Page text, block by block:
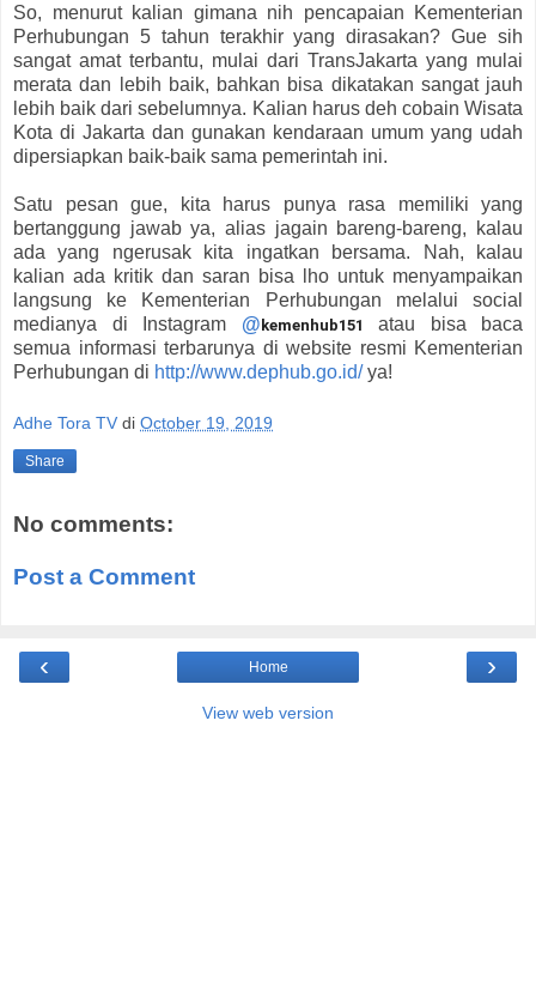
So, menurut kalian gimana nih pencapaian Kementerian
Perhubungan 5 tahun terakhir yang dirasakan? Gue sih
sangat amat terbantu, mulai dari TransJakarta yang mulai
merata dan lebih baik, bahkan bisa dikatakan sangat jauh
lebih baik dari sebelumnya. Kalian harus deh cobain Wisata
Kota di Jakarta dan gunakan kendaraan umum yang udah
dipersiapkan baik-baik sama pemerintah ini.
Satu pesan gue, kita harus punya rasa memiliki yang
bertanggung jawab ya, alias jagain bareng-bareng, kalau
ada yang ngerusak kita ingatkan bersama. Nah, kalau
kalian ada kritik dan saran bisa lho untuk menyampaikan
langsung ke Kementerian Perhubungan melalui social
medianya di Instagram @ kemenhub151
atau bisa baca
semua informasi terbarunya di website resmi Kementerian
Perhubungan di http://www.dephub.go.id/ya!
Adhe Tora TV di October 19, 2019
Share
No comments:
Post a Comment
‹ ›
Home
View web version